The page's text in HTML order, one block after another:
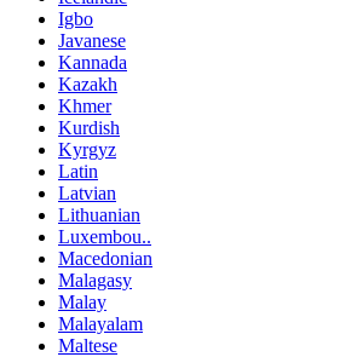
Igbo
Javanese
Kannada
Kazakh
Khmer
Kurdish
Kyrgyz
Latin
Latvian
Lithuanian
Luxembou..
Macedonian
Malagasy
Malay
Malayalam
Maltese